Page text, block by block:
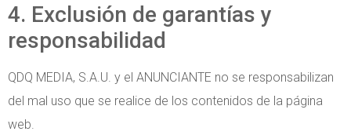
4. Exclusión de garantías y
responsabilidad
QDQ MEDIA, S.A.U. y el ANUNCIANTE no se responsabilizan
del mal uso que se realice de los contenidos de la página
web.